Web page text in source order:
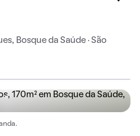
Bosque da Saúde · São